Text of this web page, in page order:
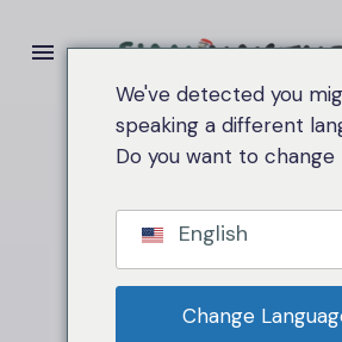
घर CSV
CSV
We've detected you
speaking a different
Do you want to change
English
Change